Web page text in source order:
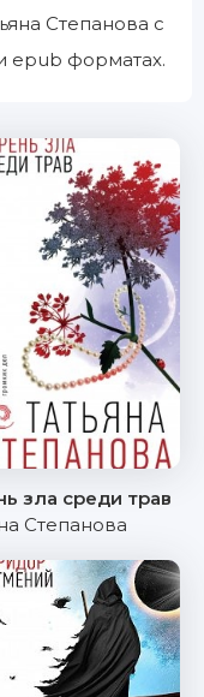
Степанова с
epub форматах.
зла среди трав
Степанова